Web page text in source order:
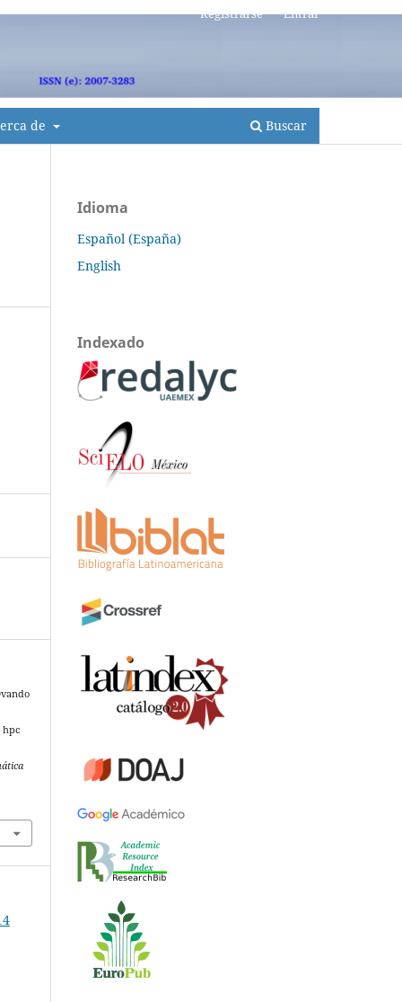
de Buscar
Registrarse Entrar
hpc
Idioma
Español (España)
English
Indexado